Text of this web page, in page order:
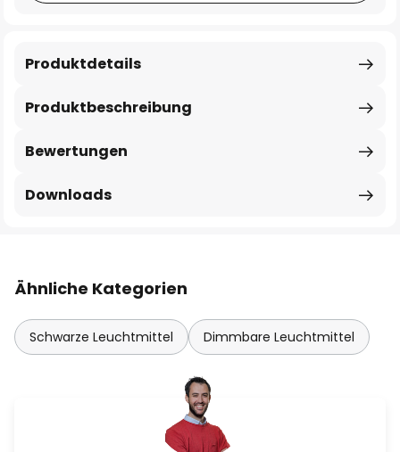
Produktbeschreibung
Produktdetails
Bewertungen
Downloads
Ähnliche Kategorien
Schwarze Leuchtmittel Dimmbare Leuchtmittel